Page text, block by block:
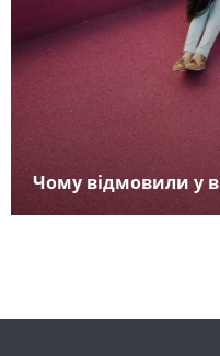
Чому відмовили у